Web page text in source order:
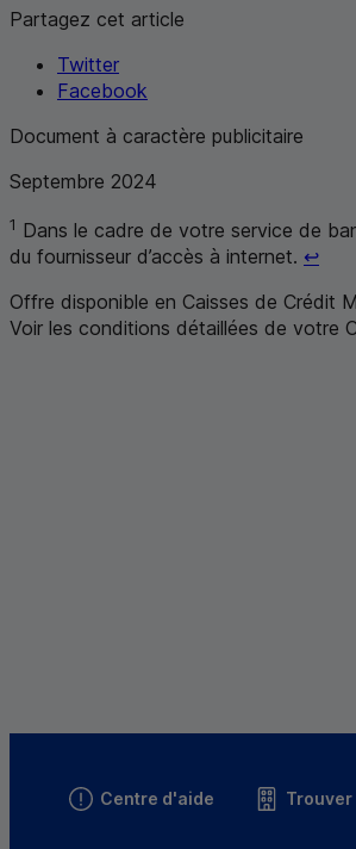
Partagez cet article
Twitter
Facebook
Document à caractère publicitaire
Septembre 2024
1 Dans le cadre de votre service de
du fournisseur d’accès à internet. ↩
Offre disponible en Caisses de Crédit
Voir les conditions détaillées de votre
Centre d'aide Trouver